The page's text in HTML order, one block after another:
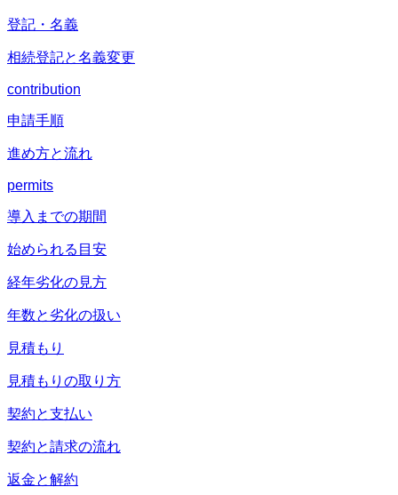
登記・名義
相続登記と名義変更
contribution
申請手順
進め方と流れ
permits
導入までの期間
始められる目安
経年劣化の見方
年数と劣化の扱い
見積もり
見積もりの取り方
契約と支払い
契約と請求の流れ
返金と解約